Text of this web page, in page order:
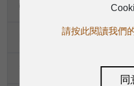
輸入通道
請按此閱讀我們
同